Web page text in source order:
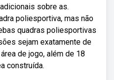
sobre as.
poliesportiva, mas não
quadras poliesportivas
sejam exatamente de
de jogo, além de 18
construída.